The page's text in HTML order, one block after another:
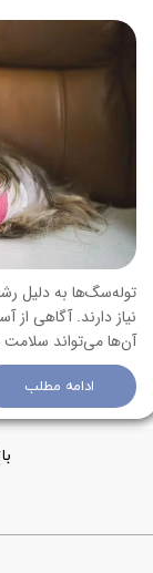
توله‌سگ‌ها به دلیل
نیاز دارند. آگاهی
آن‌ها می‌تواند
ادامه مطلب